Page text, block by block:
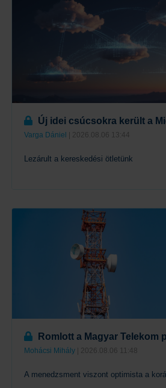
Új idei csúcsokra került a
Varga Dániel | 2026.08.06 13:44
Lezárult a kereskedési ötletünk
Romlott a Magyar Telekom
Mohácsi Mihály | 2026.08.06 11:48
A menedzsment viszont optimista a